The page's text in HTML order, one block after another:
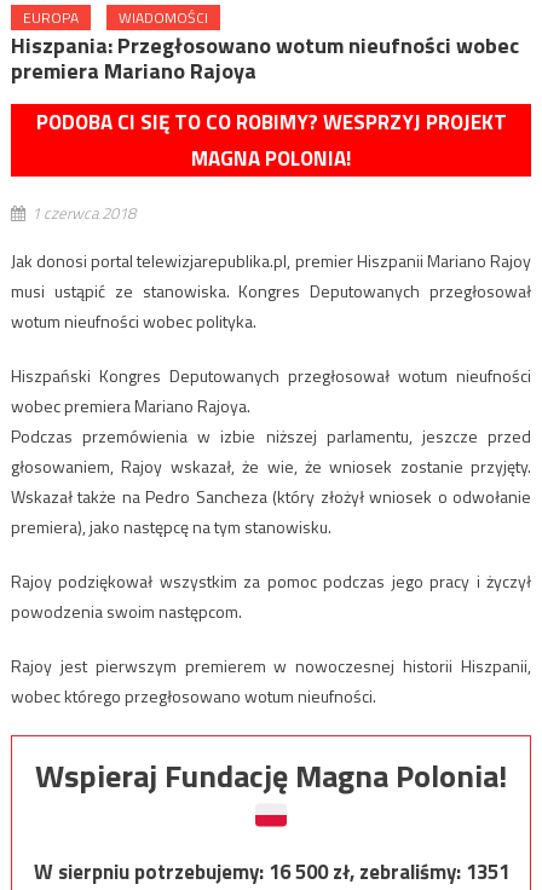
EUROPA WIADOMOŚCI
Hiszpania: Przegłosowano wotum nieufności wobec
premiera Mariano Rajoya
PODOBA CI SIĘ TO CO ROBIMY? WESPRZYJ PROJEKT
MAGNA POLONIA!
1 czerwca 2018
Jak donosi portal telewizjarepublika.pl, premier Hiszpanii Mariano Rajoy
musi ustąpić ze stanowiska. Kongres Deputowanych przegłosował
wotum nieufności wobec polityka.
Hiszpański Kongres Deputowanych przegłosował wotum nieufności
wobec premiera Mariano Rajoya.
Podczas przemówienia w izbie niższej parlamentu, jeszcze przed
głosowaniem, Rajoy wskazał, że wie, że wniosek zostanie przyjęty.
Wskazał także na Pedro Sancheza (który złożył wniosek o odwołanie
premiera), jako następcę na tym stanowisku.
Rajoy podziękował wszystkim za pomoc podczas jego pracy i życzył
powodzenia swoim następcom.
Rajoy jest pierwszym premierem w nowoczesnej historii Hiszpanii,
wobec którego przegłosowano wotum nieufności.
Wspieraj Fundację Magna Polonia!
W sierpniu potrzebujemy:16 500zł, zebraliśmy:1351